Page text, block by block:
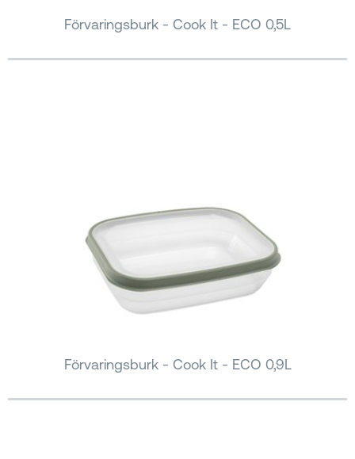
Förvaringsburk - Cook It - ECO 0,5L
Förvaringsburk - Cook It - ECO 0,9L